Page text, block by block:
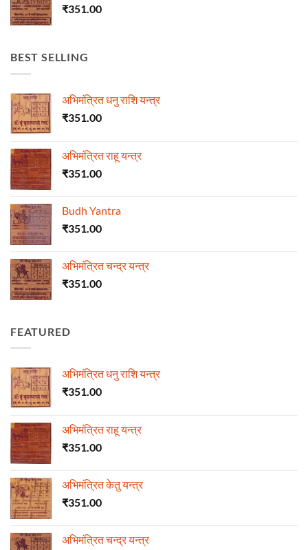
₹351.00
BEST SELLING
अभिमंत्रित धनु राशि यन्त्र
₹351.00
अभिमंत्रित राहू यन्त्र
₹351.00
Budh Yantra
₹351.00
अभिमंत्रित चन्द्र यन्त्र
₹351.00
FEATURED
अभिमंत्रित धनु राशि यन्त्र
₹351.00
अभिमंत्रित राहू यन्त्र
₹351.00
अभिमंत्रित केतु यन्त्र
₹351.00
अभिमंत्रित चन्द्र यन्त्र